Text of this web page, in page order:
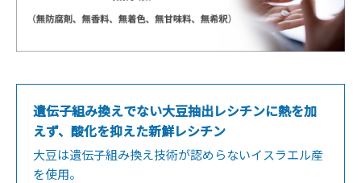
遺伝子組み換えでない大豆抽出レシチンに熱を加
えず、酸化を抑えた新鮮レシチン
大豆は遺伝子組み換え技術が認めらないイスラエル産
を使用。